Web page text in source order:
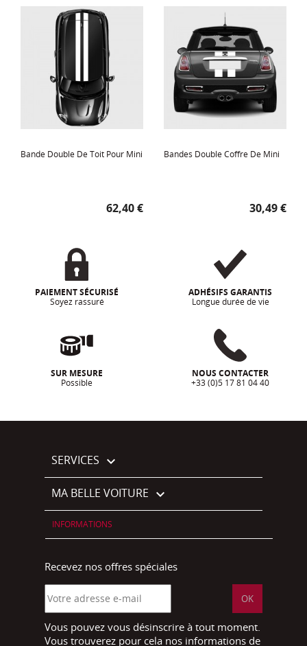
Bande Double De Toit Pour Mini
Prix
62,40 €
Bandes Double Coffre De Mini
Prix
30,49 €
PAIEMENT SÉCURISÉ
Soyez rassuré
ADHÉSIFS GARANTIS
Longue durée de vie
SUR MESURE
Possible
NOUS CONTACTER
+33 (0)5 17 81 04 40
SERVICES 
MA BELLE VOITURE 
INFORMATIONS
Recevez nos offres spéciales
Vous pouvez vous désinscrire à tout moment.
Vous trouverez pour cela nos informations de